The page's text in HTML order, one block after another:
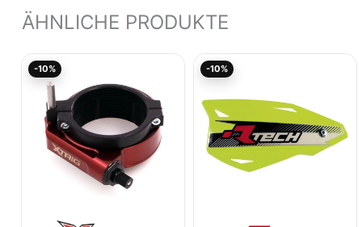
ÄHNLICHE PRODUKTE
-10%
war:
178,05€
160,25€.
-10%